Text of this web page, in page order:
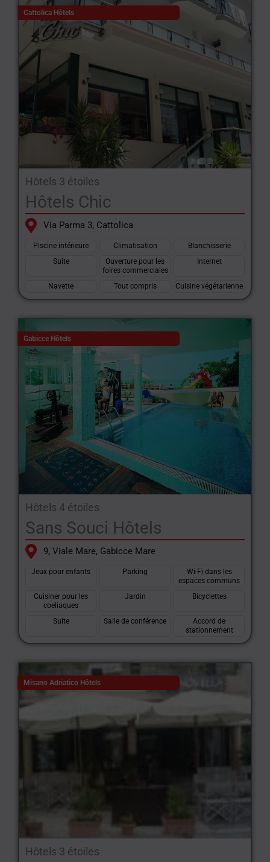
Cattolica Hôtels
Hôtels 3 étoiles
Hôtels Chic
Via Parma 3, Cattolica
Piscine intérieure Climatisation
Blanchisserie
Suite
Ouverture pour les
foires commerciales
Internet
Navette Tout compris Cuisine végétarienne
Gabicce Hôtels
Hôtels 4 étoiles
Sans Souci Hôtels
9, Viale Mare, Gabicce Mare
Jeux pour enfants Parking
Wi-Fi dans les
espaces communs
Cuisiner pour les
coeliaques
Jardin Bicyclettes
Suite Salle de conférence
Accord de
stationnement
Misano Adriatico Hôtels
Hôtels 3 étoiles